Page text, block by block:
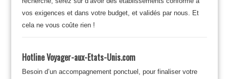
vos exigences et dans votre budget, et validés par nous. Et
cela ne vous coûte rien !
Hotline Voyager-aux-Etats-Unis.com
Besoin d’un accompagnement ponctuel, pour finaliser votre